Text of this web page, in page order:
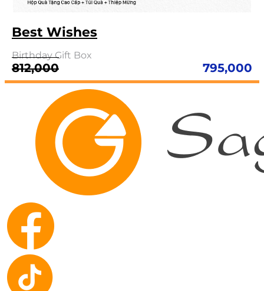
Best Wishes
Birthday Gift Box
812,000Giá
gốc
là:
812,000.
795,000
Giá
hiện
tại
là:
795,000.